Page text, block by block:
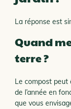
La réponse est
Quand
terre ?
Le compost
de l’année en
que vous